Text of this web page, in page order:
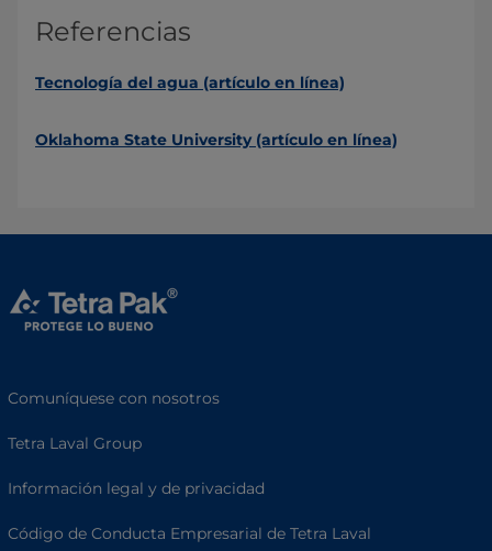
Referencias
Tecnología del agua (artículo en línea)
Oklahoma State University (artículo en línea)
Comuníquese con nosotros
Tetra Laval Group
Información legal y de privacidad
Código de Conducta Empresarial de Tetra Laval